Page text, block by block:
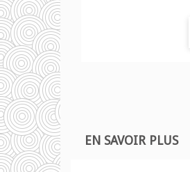
EN SAVOIR PLUS